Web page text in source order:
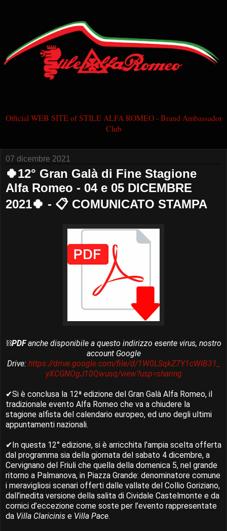
Official WEB SITE of STILE ALFA ROMEO - Brand Ambassador
Club
07 dicembre 2021
🍀12° Gran Galà di Fine Stagione
Alfa Romeo - 04 e 05 DICEMBRE
2021🍀 - 📋 COMUNICATO STAMPA
⛓️PDFanche disponibile a questo indirizzo esente virus, nostro
account Google
Drive: https://drive.google.com/file/d/1W0LSqkZ7Y1cWIB31_
yXCGNOgJ10Qwusq/view?usp=sharing
✔Si è conclusa la 12ª edizione del Gran Galà Alfa Romeo, il
tradizionale evento Alfa Romeo che va a chiudere la
stagione alfista del calendario europeo, ed uno degli ultimi
appuntamenti nazionali.
✔In questa 12° edizione, si è arricchita l’ampia scelta offerta
dal programma sia della giornata del sabato 4 dicembre, a
Cervignano del Friuli che quella della domenica 5, nel grande
ritorno a Palmanova, in Piazza Grande: denominatore comune
i meravigliosi scenari offerti dalle vallate del Collio Goriziano,
dall’inedita versione della salita di Cividale Castelmonte e da
cornici d’eccezione come soste per l’evento rappresentate
da Villa Claricinis e Villa Pace.